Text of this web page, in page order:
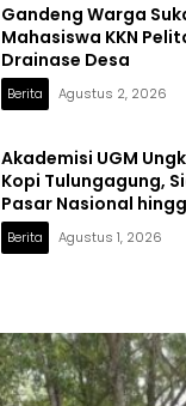
Gandeng Warga
Mahasiswa KKN
Drainase Desa
Berita Agustus 2, 2026
Akademisi UGM
Kopi Tulungagung,
Pasar Nasional
Berita Agustus 1, 2026